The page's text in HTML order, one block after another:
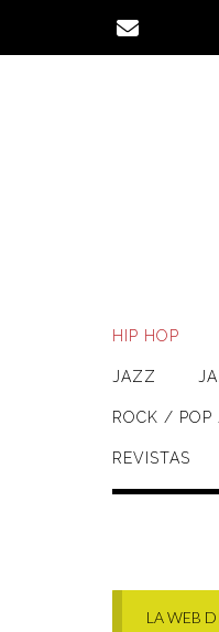
contenido
HIP HOP
JAZZ
ROCK /
REVISTAS
LA WEB